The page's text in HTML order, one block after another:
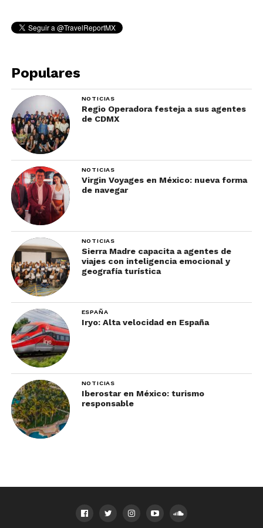
Populares
NOTICIAS
Regio Operadora festeja a sus agentes
de CDMX
NOTICIAS
Virgin Voyages en México: nueva forma
de navegar
NOTICIAS
Sierra Madre capacita a agentes de
viajes con inteligencia emocional y
geografía turística
ESPAÑA
Iryo: Alta velocidad en España
NOTICIAS
Iberostar en México: turismo
responsable